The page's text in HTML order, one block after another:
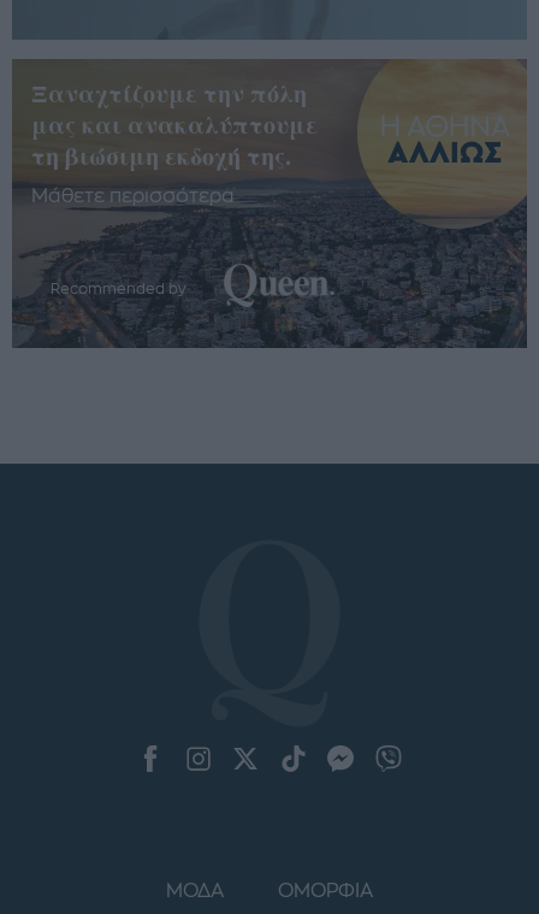
Ξαναχτίζουμε την πόλη
μας και ανακαλύπτουμε
τη βιώσιμη εκδοχή της.
Μάθετε περισσότερα
Recommended by
ΜΟΔΑ ΟΜΟΡΦΙΑ